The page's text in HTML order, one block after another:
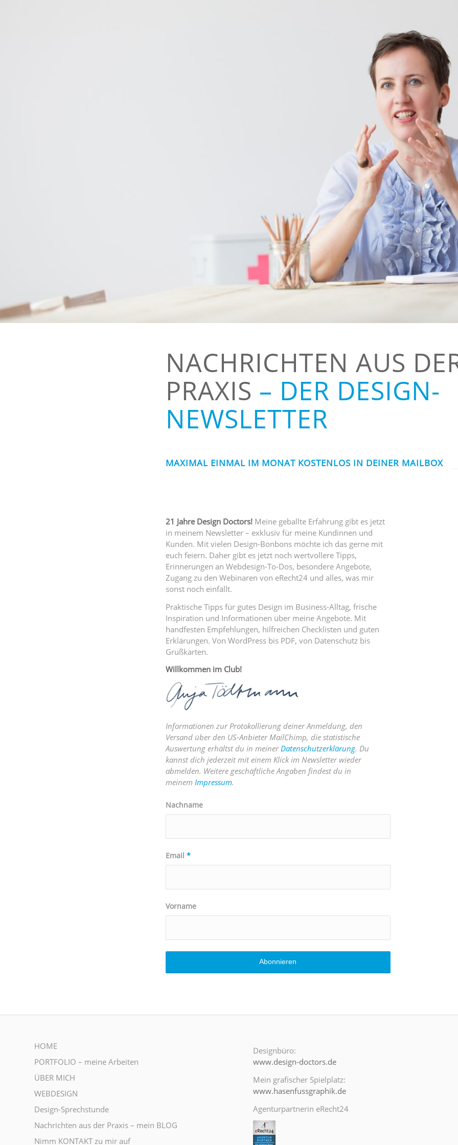
NACHRICHTEN AUS
PRAXIS – DER DESIGN-
NEWSLETTER
MAXIMAL EINMAL IM MONAT KOSTENLOS IN DEINER MAILBOX
21 Jahre Design Doctors!Meine geballte Erfahrung gibt es jetzt
in meinem Newsletter – exklusiv für meine Kundinnen und
Kunden. Mit vielen Design-Bonbons möchte ich das gerne mit
euch feiern. Daher gibt es jetzt noch wertvollere Tipps,
Erinnerungen an Webdesign-To-Dos, besondere Angebote,
Zugang zu den Webinaren von eRecht24 und alles, was mir
sonst noch einfällt.
Praktische Tipps für gutes Design im Business-Alltag, frische
Inspiration und Informationen über meine Angebote. Mit
handfesten Empfehlungen, hilfreichen Checklisten und guten
Erklärungen. Von WordPress bis PDF, von Datenschutz bis
Grußkarten.
Willkommen im Club!
Informationen zur Protokollierung deiner Anmeldung, den
Versand über den US-Anbieter MailChimp, die statistische
Auswertung erhältst du in meiner Datenschutzerklärung. Du
kannst dich jederzeit mit einem Klick im Newsletter wieder
abmelden. Weitere geschäftliche Angaben findest du in
meinem Impressum.
Nachname
Email *
Vorname
HOME
PORTFOLIO – meine Arbeiten
ÜBER MICH
WEBDESIGN
Design-Sprechstunde
Nachrichten aus der Praxis – mein BLOG
Nimm KONTAKT zu mir auf
Designbüro:
www.design-doctors.de
Mein grafischer Spielplatz:
www.hasenfussgraphik.de
Agenturpartnerin eRecht24